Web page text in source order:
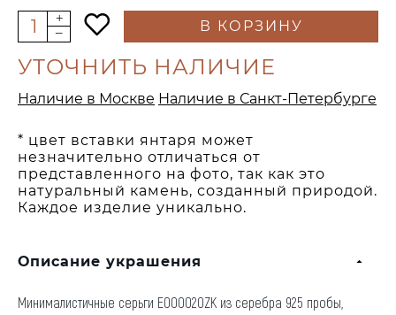
В КОРЗИНУ
* цвет вставки янтаря может
незначительно отличаться от
представленного на фото, так как это
натуральный камень, созданный природой.
Каждое изделие уникально.
Описание украшения
Минималистичные серьги E000020ZK из серебра 925 пробы,
УТОЧНИТЬ НАЛИЧИЕ
Наличие в Москве Наличие в Санкт-Петербурге